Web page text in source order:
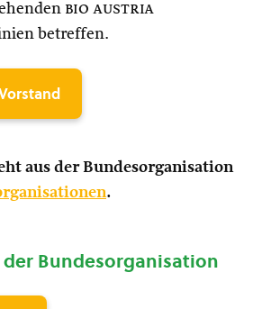
bio austria
betreffen.
aus der Bundesorganisation
.
Bundesorganisation